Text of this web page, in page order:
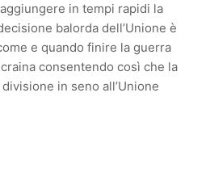
in tempi rapidi la
balorda dell’Unione è
e quando finire la guerra
consentendo così che la
in seno all’Unione